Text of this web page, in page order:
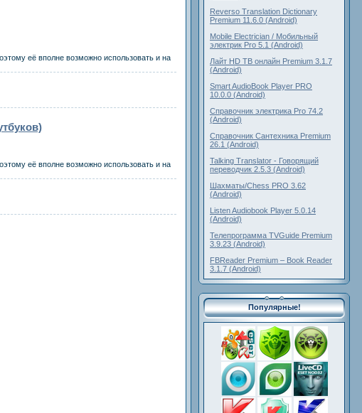
её вполне возможно использовать и на
её вполне возможно использовать и на
Reverso Translation Dictionary
Premium 11.6.0 (Android)
Mobile Electrician / Мобильный
электрик Pro 5.1 (Android)
Лайт HD ТВ онлайн Premium 3.1.7
(Android)
Smart AudioBook Player PRO
10.0.0 (Android)
Справочник электрика Pro 74.2
(Android)
Справочник Cантехника Premium
26.1 (Android)
Talking Translator - Говорящий
переводчик 2.5.3 (Android)
Шахматы/Chess PRO 3.62
(Android)
Listen Audiobook Player 5.0.14
(Android)
Телепрограмма TVGuide Premium
3.9.23 (Android)
FBReader Premium – Book Reader
3.1.7 (Android)
Популярные!